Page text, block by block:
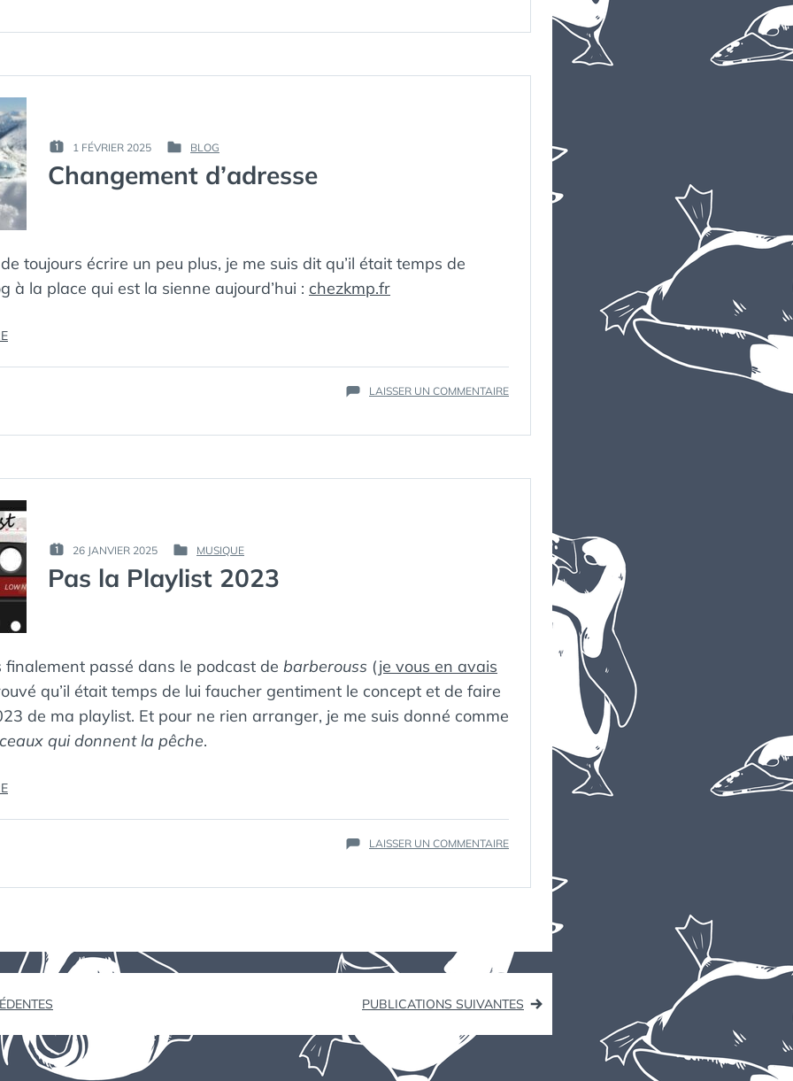
PODCAST
2024
PUBLIÉ
LE :
1 FÉVRIER 2025
PAR :
МЁРТВЫЙ
PUBLIÉ
DANS
BLOG
Changement d’adresse
toujours écrire un peu plus, je me suis dit qu’il était temps de
à la place qui est la sienne aujourd’hui : chezkmp.fr
« CHANGEMENT
LAISSER UN COMMENTAIRESUR
PUBLIÉ
LE :
26 JANVIER 2025
PAR :
КАК
МЁРТВЫЙ
PUBLIÉ
DANS
MUSIQUE
Pas la Playlist 2023
finalement passé dans le podcast de barberouss (je vous en avais
qu’il était temps de lui faucher gentiment le concept et de faire
de ma playlist. Et pour ne rien arranger, je me suis donné comme
qui donnent la pêche.
« PAS
LAISSER UN COMMENTAIRESUR
PLAYLIST
PUBLICATIONS SUIVANTES